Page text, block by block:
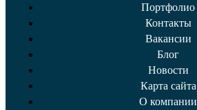
Портфолио
Контакты
Вакансии
Блог
Новости
Карта сайта
О компании